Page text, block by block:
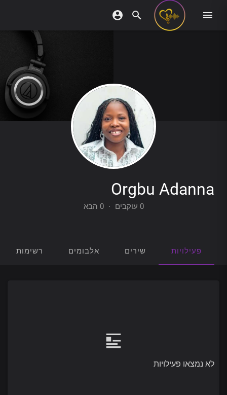
Orgbu Adanna
0 עוקבים · 0 הבא
פעילויות שירים אלבומים רשימות
לא נמצאו פעילויות